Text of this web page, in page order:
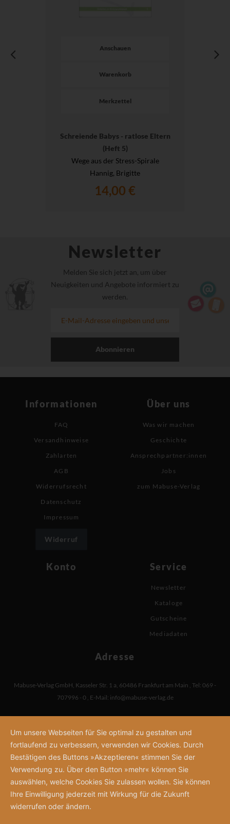
Anschauen
Warenkorb
Merkzettel
Schreiende Babys - ratlose Eltern
(Heft 5)
Wege aus der Stress-Spirale
Hannig, Brigitte
14,00 €
Newsletter
Melden Sie sich jetzt an, um über
Neuigkeiten und Angebote informiert zu
werden.
Abonnieren
Informationen
FAQ
Versandhinweise
Zahlarten
AGB
Widerrufsrecht
Datenschutz
Impressum
Widerruf
Über uns
Was wir machen
Geschichte
Ansprechpartner:innen
Jobs
zum Mabuse-Verlag
Konto Service
Newsletter
Kataloge
Gutscheine
Mediadaten
Adresse
Mabuse-Verlag GmbH Kasseler Str. 1 a 60486 Frankfurt am Main Tel: 069 -
707996 - 0 E-Mail: info@mabuse-verlag.de
Um unsere Webseiten für Sie optimal zu gestalten und
fortlaufend zu verbessern, verwenden wir Cookies. Durch
Bestätigen des Buttons »Akzeptieren« stimmen Sie der
Verwendung zu. Über den Button »mehr« können Sie
auswählen, welche Cookies Sie zulassen wollen. Sie können
Ihre Einwilligung jederzeit mit Wirkung für die Zukunft
widerrufen oder ändern.